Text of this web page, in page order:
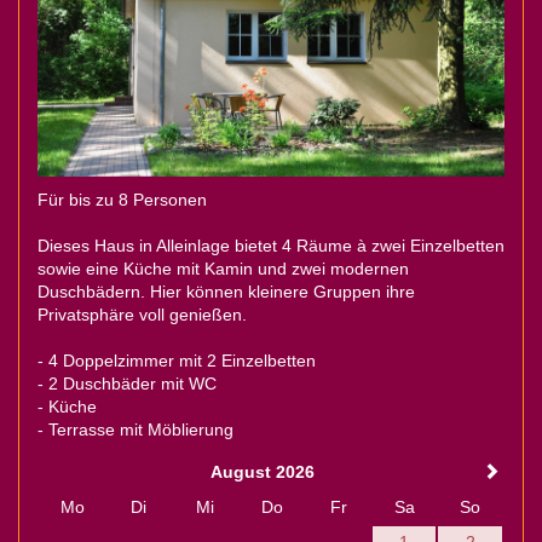
Für bis zu 8 Personen
Dieses Haus in Alleinlage bietet 4 Räume à zwei Einzelbetten
sowie eine Küche mit Kamin und zwei modernen
Duschbädern. Hier können kleinere Gruppen ihre
Privatsphäre voll genießen.
- 4 Doppelzimmer mit 2 Einzelbetten
- 2 Duschbäder mit WC
- Küche
- Terrasse mit Möblierung
August 2026
Mo
Di Mi Do Fr Sa
So